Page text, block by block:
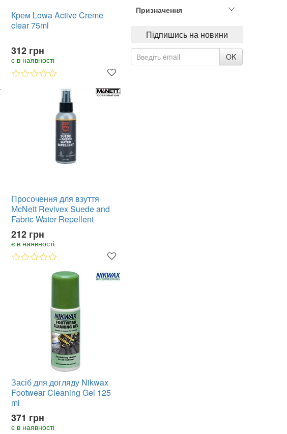
Крем Lowa Active Creme
clear 75ml
312 грн
є в наявності
Просочення для взуття
McNett Revivex Suede and
Fabric Water Repellent
212 грн
є в наявності
Засіб для догляду Nikwax
Footwear Cleaning Gel 125
ml
371 грн
є в наявності
Призначення
Підпишись на новини
OK